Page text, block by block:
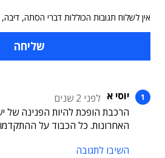
אין לשלוח תגובות הכוללות דברי הסתה,
יוסי א לפני 2 שנים
הרכבת הופכת להיות הפנינה של
האחרונות. כל הכבוד על
השיבו לתגובה